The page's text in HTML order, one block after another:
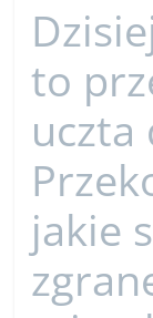
to
uczta
jakie